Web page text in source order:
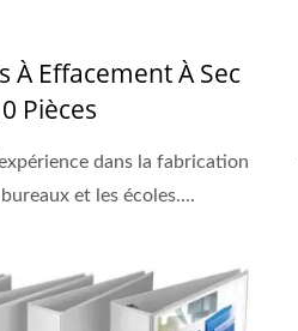
À Effacement À Sec
Pièces
dans la fabrication
et les écoles....